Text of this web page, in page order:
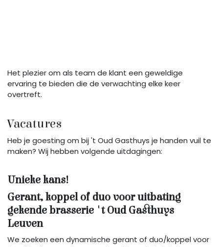
Het plezier om als team de klant een geweldige
ervaring te bieden die de verwachting elke keer
overtreft.
Vacatures
Heb je goesting om bij 't Oud Gasthuys je handen vuil te
maken? Wij hebben volgende uitdagingen:
Unieke kans!
Gerant, koppel of duo voor uitbating
gekende brasserie 't Oud Gasthuys
Leuven
We zoeken een dynamische gerant of duo/koppel voor